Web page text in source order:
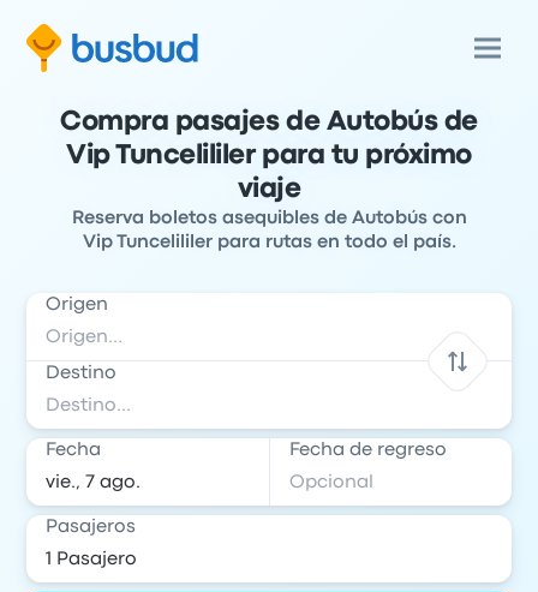
Compra pasajes de Autobús de
Vip Tuncelililer para tu próximo
viaje
Reserva boletos asequibles de Autobús con
Vip Tuncelililer para rutas en todo el país.
Origen
Destino
Fecha Fecha de regreso
Pasajeros